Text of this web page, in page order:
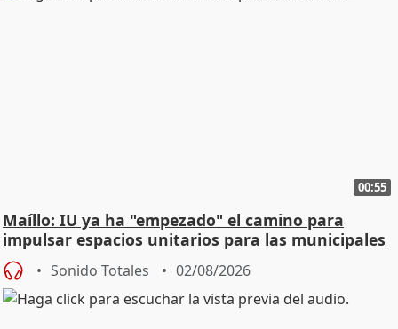
00:55
Maíllo: IU ya ha "empezado" el camino para
impulsar espacios unitarios para las municipales
Sonido Totales 02/08/2026